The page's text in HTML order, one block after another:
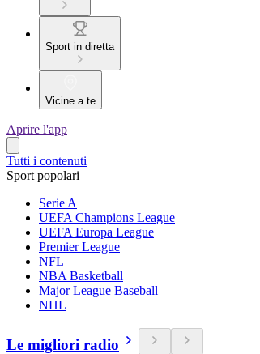
Sport in diretta
Vicine a te
Aprire l'app
Tutti i contenuti
Sport popolari
Serie A
UEFA Champions League
UEFA Europa League
Premier League
NFL
NBA Basketball
Major League Baseball
NHL
Le migliori radio